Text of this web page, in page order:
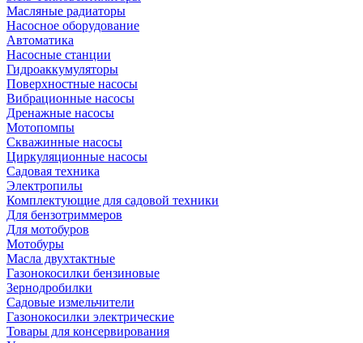
Масляные радиаторы
Насосное оборудование
Автоматика
Насосные станции
Гидроаккумуляторы
Поверхностные насосы
Вибрационные насосы
Дренажные насосы
Мотопомпы
Скважинные насосы
Циркуляционные насосы
Садовая техника
Электропилы
Комплектующие для садовой техники
Для бензотриммеров
Для мотобуров
Мотобуры
Масла двухтактные
Газонокосилки бензиновые
Зернодробилки
Садовые измельчители
Газонокосилки электрические
Товары для консервирования